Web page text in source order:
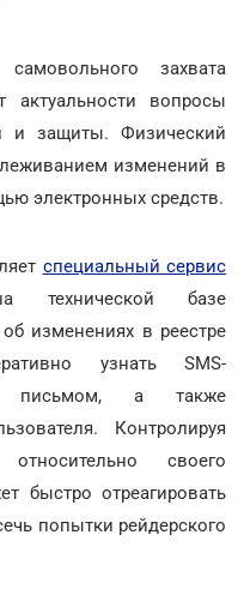
захвата
актуальности вопросы
и защиты. Физический
изменений в
электронных средств.
специальный сервис
технической базе
изменениях в реестре
узнать SMS-
письмом, а также
Контролируя
своего
быстро отреагировать
попытки рейдерского